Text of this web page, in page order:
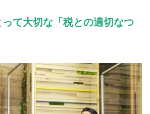
て大切な「税との適切なつ